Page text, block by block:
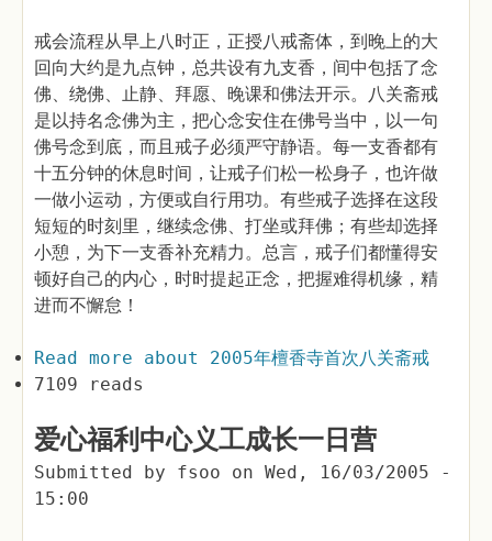
戒会流程从早上八时正，正授八戒斋体，到晚上的大
回向大约是九点钟，总共设有九支香，间中包括了念
佛、绕佛、止静、拜愿、晚课和佛法开示。八关斋戒
是以持名念佛为主，把心念安住在佛号当中，以一句
佛号念到底，而且戒子必须严守静语。每一支香都有
十五分钟的休息时间，让戒子们松一松身子，也许做
一做小运动，方便或自行用功。有些戒子选择在这段
短短的时刻里，继续念佛、打坐或拜佛；有些却选择
小憩，为下一支香补充精力。总言，戒子们都懂得安
顿好自己的内心，时时提起正念，把握难得机缘，精
进而不懈怠！
Read more about 2005年檀香寺首次八关斋戒
7109 reads
爱心福利中心义工成长一日营
Submitted by fsoo on Wed, 16/03/2005 -
15:00